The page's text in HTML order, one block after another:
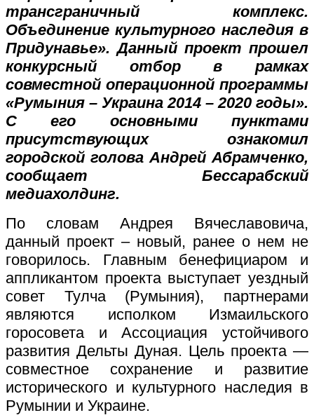
трансграничный комплекс.
Объединение культурного наследия в
Придунавье». Данный проект прошел
конкурсный отбор в рамках
совместной операционной программы
«Румыния – Украина 2014 – 2020 годы».
С его основными пунктами
присутствующих ознакомил
городской голова Андрей Абрамченко,
сообщает Бессарабский
медиахолдинг.
По словам Андрея Вячеславовича,
данный проект – новый, ранее о нем не
говорилось. Главным бенефициаром и
аппликантом проекта выступает уездный
совет Тулча (Румыния), партнерами
являются исполком Измаильского
горосовета и Ассоциация устойчивого
развития Дельты Дуная. Цель проекта —
совместное сохранение и развитие
исторического и культурного наследия в
Румынии и Украине.